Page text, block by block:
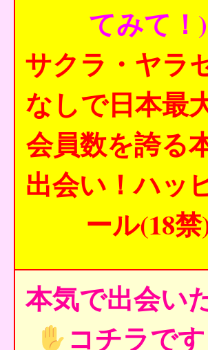
てみて！)
サクラ・ヤラ
なしで日本最
会員数を誇る
出会い！ハッ
ール(18
本気で出会い
コチラで